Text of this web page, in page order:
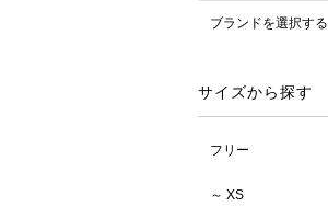
ブランドを選択する
サイズから探す
フリー
～ XS